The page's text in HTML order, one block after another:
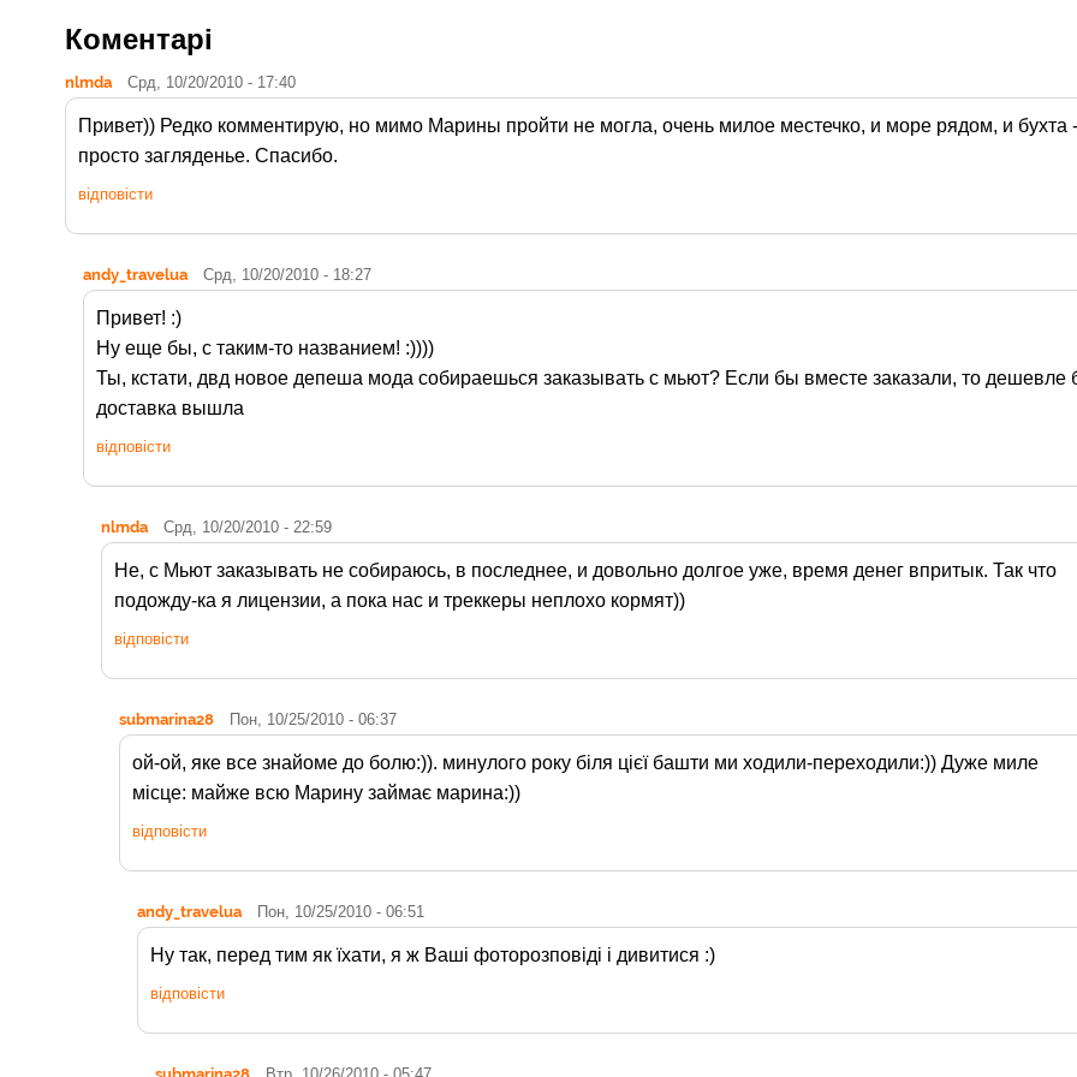
Коментарі
nlmda Срд, 10/20/2010 - 17:40
Привет)) Редко комментирую, но мимо Марины пройти не могла, очень милое местечко, и море рядом, и бухта -
просто загляденье. Спасибо.
відповісти
andy_travelua Срд, 10/20/2010 - 18:27
Привет! :)
Ну еще бы, с таким-то названием! :))))
Ты, кстати, двд новое депеша мода собираешься заказывать с мьют? Если бы вместе заказали, то дешевле
доставка вышла
відповісти
nlmda Срд, 10/20/2010 - 22:59
Не, с Мьют заказывать не собираюсь, в последнее, и довольно долгое уже, время денег впритык. Так что
подожду-ка я лицензии, а пока нас и треккеры неплохо кормят))
відповісти
submarina28 Пон, 10/25/2010 - 06:37
ой-ой, яке все знайоме до болю:)). минулого року біля цієї башти ми ходили-переходили:)) Дуже миле
місце: майже всю Марину займає марина:))
відповісти
andy_travelua Пон, 10/25/2010 - 06:51
Ну так, перед тим як їхати, я ж Ваші фоторозповіді і дивитися :)
відповісти